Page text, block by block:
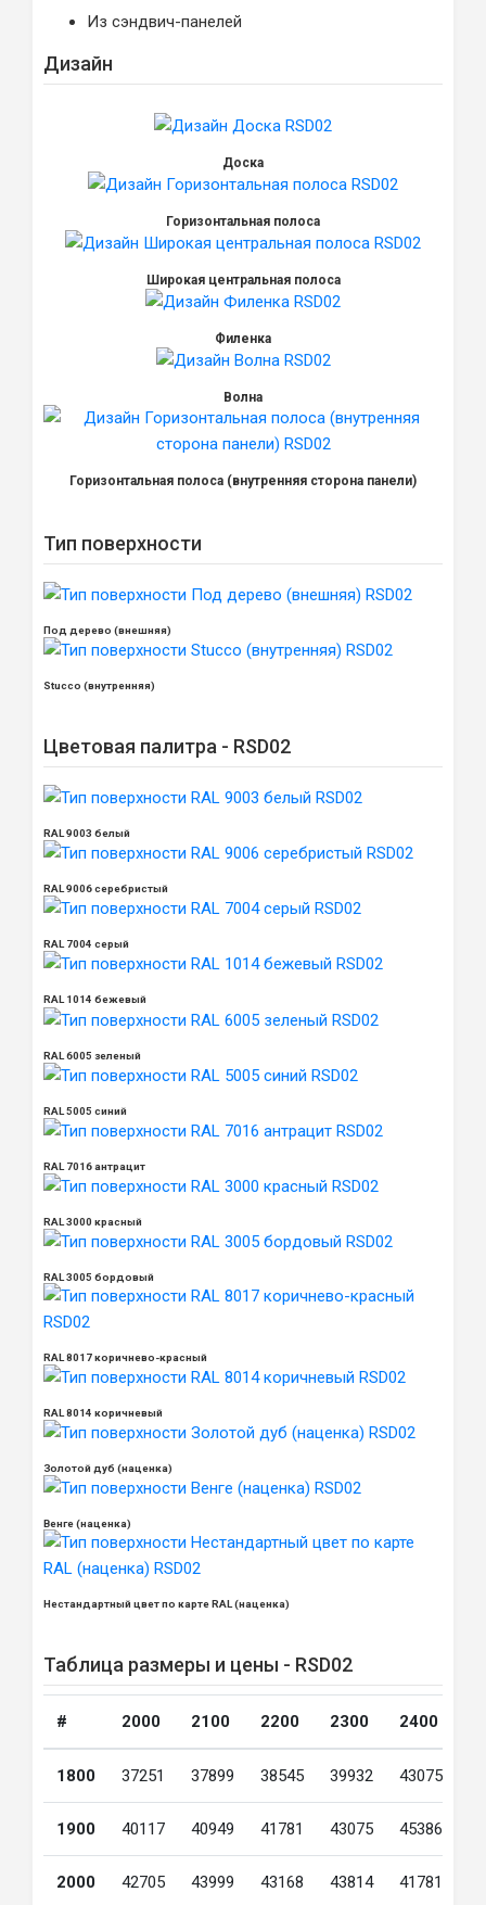
Из сэндвич-панелей
Дизайн
Доска
Горизонтальная полоса
Широкая центральная полоса
Филенка
Волна
Горизонтальная полоса (внутренняя сторона панели)
Тип поверхности
Под дерево (внешняя)
Stucco (внутренняя)
Цветовая палитра - RSD02
RAL 9003 белый
RAL 9006 серебристый
RAL 7004 серый
RAL 1014 бежевый
RAL 6005 зеленый
RAL 5005 синий
RAL 7016 антрацит
RAL 3000 красный
RAL 3005 бордовый
RAL 8017 коричнево-красный
RAL 8014 коричневый
Золотой дуб (наценка)
Венге (наценка)
Нестандартный цвет по карте RAL (наценка)
Таблица размеры и цены - RSD02
# 2000 2100 2200 2300 2400
1800 37251 37899 38545 39932 43075
1900 40117 40949 41781 43075 45386
2000 42705 43999 43168 43814 41781